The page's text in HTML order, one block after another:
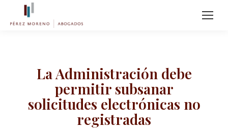
La Administración debe
permitir subsanar
solicitudes electrónicas no
registradas